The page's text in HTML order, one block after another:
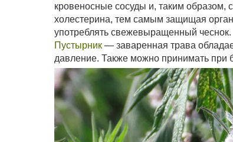
кровеносные сосуды и, таким образом,
холестерина, тем самым защищая
употреблять свежевыращенный чеснок.
Пустырник — заваренная трава
давление. Также можно принимать при